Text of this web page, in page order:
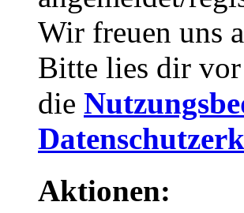
Wir freuen uns
Bitte lies dir
die
Aktionen: